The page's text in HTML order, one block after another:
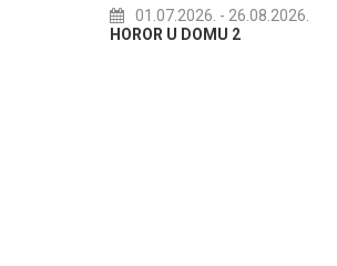
- 26.08.2026.
Spli'ski litnji